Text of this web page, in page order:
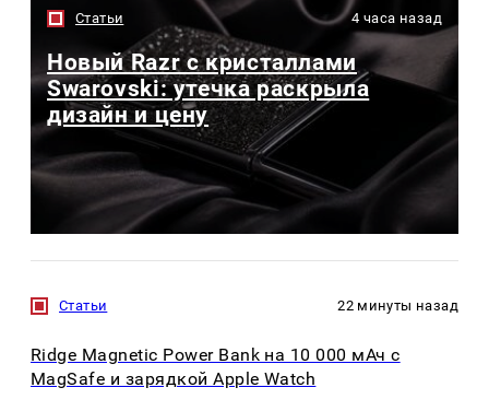
Статьи 4 часа назад
Новый Razr с кристаллами
Swarovski: утечка раскрыла
дизайн и цену
Статьи 22 минуты назад
Ridge Magnetic Power Bank на 10 000 мАч с
MagSafe и зарядкой Apple Watch